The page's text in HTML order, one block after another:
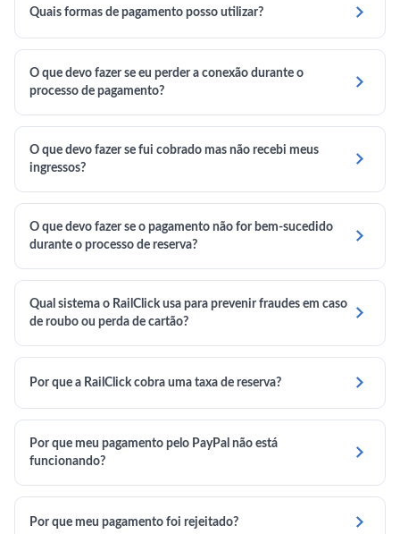
Quais formas de pagamento posso utilizar? 
O que devo fazer se eu perder a conexão durante o
processo de pagamento?

O que devo fazer se fui cobrado mas não recebi meus
ingressos?

O que devo fazer se o pagamento não for bem-sucedido
durante o processo de reserva?

Qual sistema o RailClick usa para prevenir fraudes em caso
de roubo ou perda de cartão?

Por que a RailClick cobra uma taxa de reserva? 
Por que meu pagamento pelo PayPal não está
funcionando?

Por que meu pagamento foi rejeitado? 